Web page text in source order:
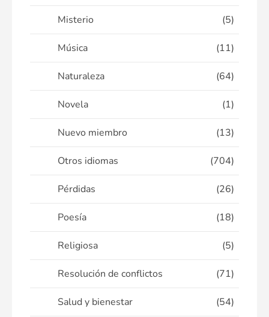
Misterio (5)
Música (11)
Naturaleza (64)
Novela (1)
Nuevo miembro (13)
Otros idiomas (704)
Pérdidas (26)
Poesía (18)
Religiosa (5)
Resolución de conflictos (71)
Salud y bienestar (54)